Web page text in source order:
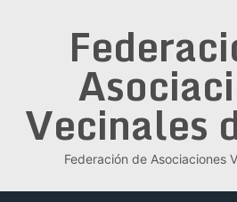
Vecinales
Federación de Asociaciones